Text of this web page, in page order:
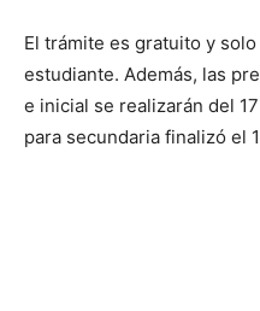
El trámite es gratuito y
estudiante. Además, las
e inicial se realizarán del
para secundaria finalizó el